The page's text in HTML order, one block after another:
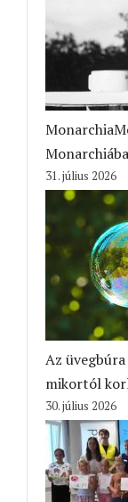
31. július 2026
Az
mikortól
30. július 2026